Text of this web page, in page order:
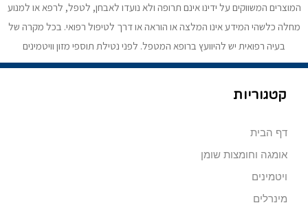
המוצרים המשווקים על ידינו אינם תרופה ולא נועדו לאבחן, לטפל, לרפא או למנוע
מחלה כלשהי המידע אינו המלצה או הוראה או דרך לטיפול רפואי. בכל מקרה של
בעיה רפואית יש להיוועץ ברופא המטפל. לפני נטילת תוספי מזון וויטמינים
קטגוריות
דף הבית
אומגה וחומצות שומן
ויטמינים
מינרלים